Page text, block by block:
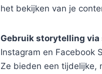
het bekijken van je
Gebruik storytelling via
Instagram en Facebook
Ze bieden een tijdelijke,